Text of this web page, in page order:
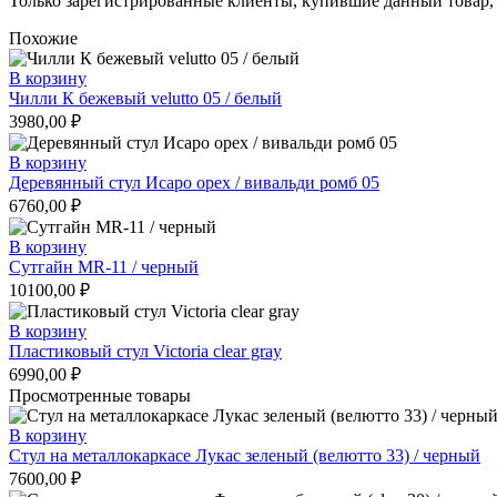
Похожие
В корзину
Чилли К бежевый velutto 05 / белый
3980,00 ₽
В корзину
Деревянный стул Исаро орех / вивальди ромб 05
6760,00 ₽
В корзину
Сутгайн MR-11 / черный
10100,00 ₽
В корзину
Пластиковый стул Victoria clear gray
6990,00 ₽
Просмотренные товары
В корзину
Стул на металлокаркасе Лукас зеленый (велютто 33) / черный
7600,00 ₽